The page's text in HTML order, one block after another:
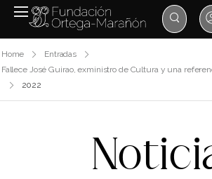
Home
Entradas
Fallece José Guirao, exministro de Cultura y una
2022